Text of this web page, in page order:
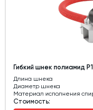
Гибкий шнек полиамид
Длина шнека
Диаметр шнека
Материал исполнения
Стоимость: